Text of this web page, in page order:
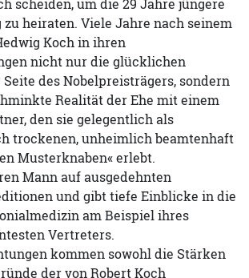
scheiden, um die 29 Jahre jüngere
heiraten. Viele Jahre nach seinem
Koch in ihren
nicht nur die glücklichen
des Nobelpreisträgers, sondern
Realität der Ehe mit einem
den sie gelegentlich als
trockenen, unheimlich beamtenhaft
Musterknaben« erlebt.
Mann auf ausgedehnten
und gibt tiefe Einblicke in die
am Beispiel ihres
Vertreters.
kommen sowohl die Stärken
der von Robert Koch